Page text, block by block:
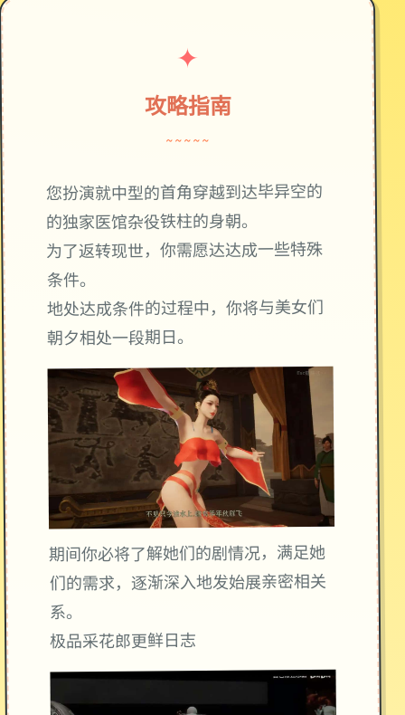
✦
攻略指南
~~~~~
您扮演就中型的首角穿越到达毕异空的
的独家医馆杂役铁柱的身朝。
为了返转现世，你需愿达达成一些特殊
条件。
地处达成条件的过程中，你将与美女们
朝夕相处一段期日。
期间你必将了解她们的剧情况，满足她
们的需求，逐渐深入地发始展亲密相关
系。
极品采花郎更鲜日志